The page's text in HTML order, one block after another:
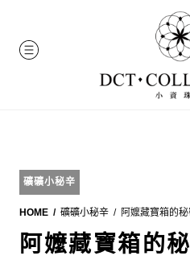
content
MENU
礦礦小秘辛
HOME 礦礦小秘辛 阿嬤藏寶箱的
阿嬤藏寶箱的